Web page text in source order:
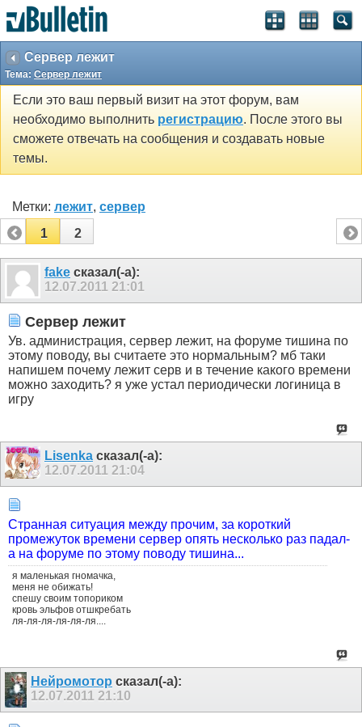
Сервер лежит
Тема: Сервер лежит
Если это ваш первый визит на этот форум, вам
необходимо выполнить регистрацию. После этого вы
сможете отвечать на сообщения и создавать новые
темы.
Метки: лежит, сервер
1
2
fake сказал(-а):
12.07.2011 21:01
Сервер лежит
Ув. администрация, сервер лежит, на форуме тишина по
этому поводу, вы считаете это нормальным? мб таки
напишем почему лежит серв и в течение какого времени
можно заходить? я уже устал периодически логиница в
игру
Lisenka сказал(-а):
12.07.2011 21:04
Странная ситуация между прочим, за короткий
промежуток времени сервер опять несколько раз падал-
а на форуме по этому поводу тишина...
я маленькая гномачка,
меня не обижать!
спешу своим топориком
кровь эльфов отшкребать
ля-ля-ля-ля-ля-ля....
Нейромотор сказал(-а):
12.07.2011 21:10